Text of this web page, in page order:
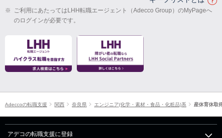
※ ご利用にあたってはLHH転職エージェント（Adecco Group）のMyPageへ
のログインが必要です。
Adeccoの転職支援 関西 奈良県 エンジニア(化学・素材・食品・化粧品)系 産休育休取
アデコの転職支援に登録